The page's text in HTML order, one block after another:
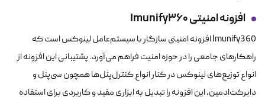
افزونه امنیتیImunify360
Imunify360 افزونه امنیتی سازگار با سیستم‌عامل لینوکس است که
راهکارهای جامعی را در حوزه امنیت فراهم می‌آورد. پشتیبانی این افزونه از
انواع توزیع‌های لینوکس در کنار انواع کنترل‌پنل‌ها همچون سی‌پنل و
دایرکت‌ادمین، این افزونه را تبدیل به ابزاری مفید و کاربردی برای استفاده